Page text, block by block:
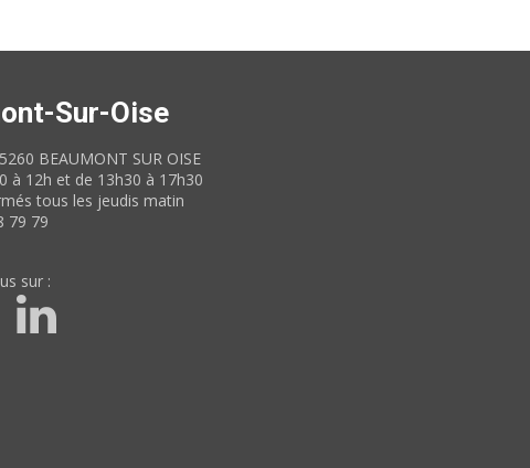
Sur-Oise
BEAUMONT SUR OISE
à 12h et de 13h30 à 17h30
tous les jeudis matin
79 79
sur :